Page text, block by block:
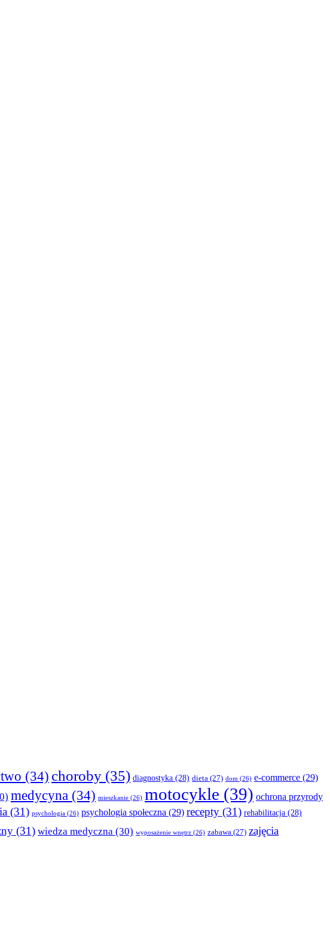
(34) choroby (35) diagnostyka (28) dieta (27) dom (26) e-commerce (29)
medycyna (34) mieszkanie (26) motocykle (39) ochrona przyrody
(31) psychologia (26) psychologia społeczna (29) recepty (31) rehabilitacja (28)
(31) wiedza medyczna (30) wyposażenie wnętrz (26) zabawa (27) zajęcia